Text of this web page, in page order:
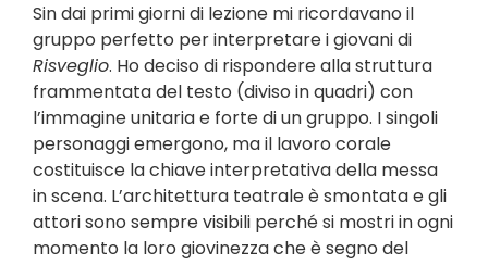
Sin dai primi giorni di lezione mi ricordavano il
gruppo perfetto per interpretare i giovani di
Risveglio. Ho deciso di rispondere alla struttura
frammentata del testo (diviso in quadri) con
l’immagine unitaria e forte di un gruppo. I singoli
personaggi emergono, ma il lavoro corale
costituisce la chiave interpretativa della messa
in scena. L’architettura teatrale è smontata e gli
attori sono sempre visibili perché si mostri in ogni
momento la loro giovinezza che è segno del